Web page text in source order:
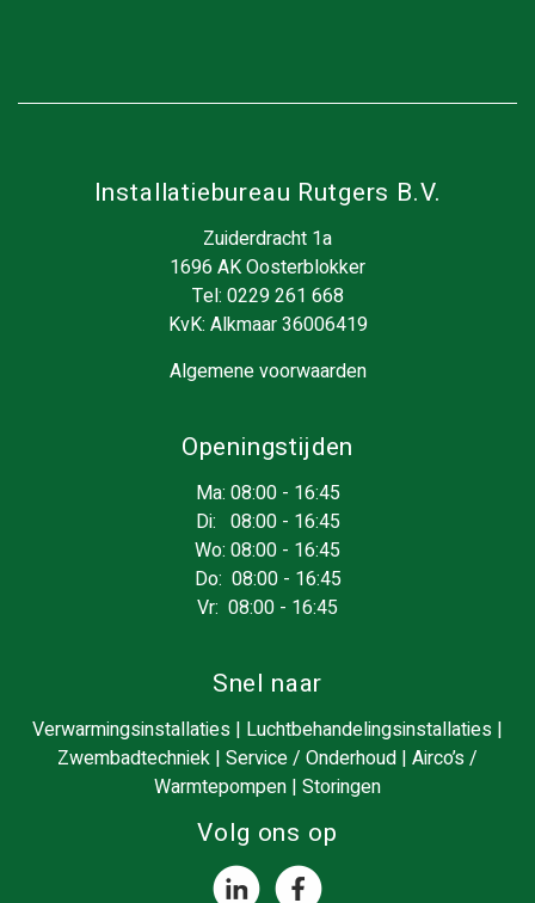
Installatiebureau Rutgers B.V.
Zuiderdracht 1a
1696 AK Oosterblokker
Tel: 0229 261 668
KvK: Alkmaar 36006419
Algemene voorwaarden
Openingstijden
Ma: 08:00 - 16:45
Di: 08:00 - 16:45
Wo: 08:00 - 16:45
Do: 08:00 - 16:45
Vr: 08:00 - 16:45
Snel naar
Verwarmingsinstallaties | Luchtbehandelingsinstallaties |
Zwembadtechniek | Service / Onderhoud | Airco’s /
Warmtepompen | Storingen
Volg ons op